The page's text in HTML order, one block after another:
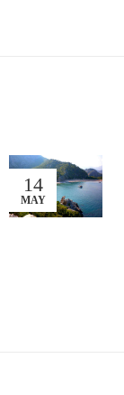
14
MAY